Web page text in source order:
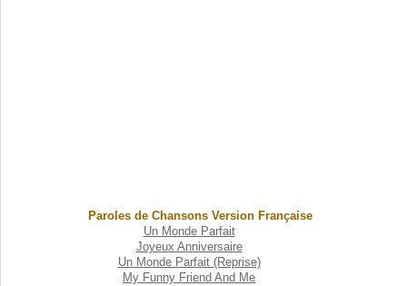
Paroles de Chansons Version Française
Un Monde Parfait
Joyeux Anniversaire
Un Monde Parfait (Reprise)
My Funny Friend And Me